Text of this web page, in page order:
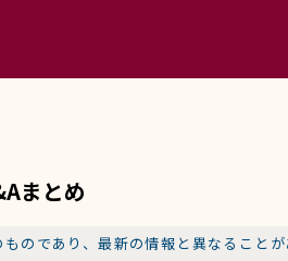
まとめ
のであり、最新の情報と異なることが